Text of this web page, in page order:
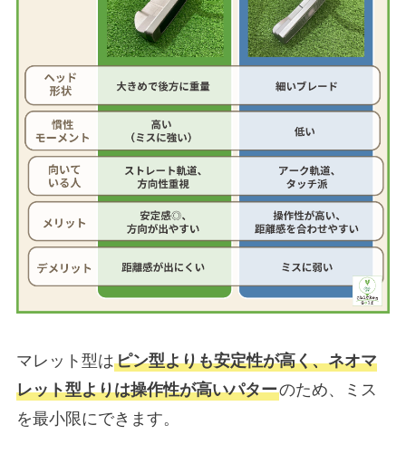
マレット型はピン型よりも安定性が高く、ネオマ
レット型よりは操作性が高いパターのため、ミス
を最小限にできます。